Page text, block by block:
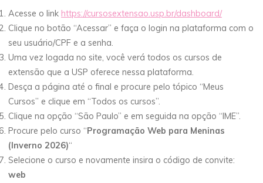
Acesse o link https://cursosextensao.usp.br/dashboard/
Clique no botão “Acessar” e faça o login na plataforma com o
seu usuário/CPF e a senha.
Uma vez logada no site, você verá todos os cursos de
extensão que a USP oferece nessa plataforma.
Desça a página até o final e procure pelo tópico “Meus
Cursos” e clique em “Todos os cursos”.
Clique na opção “São Paulo” e em seguida na opção “IME”.
Procure pelo curso “Programação Web para Meninas
(Inverno 2026)“
Selecione o curso e novamente insira o código de convite:
web